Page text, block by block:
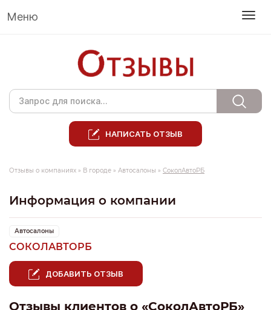
Меню
НАПИСАТЬ ОТЗЫВ
Отзывы о компаниях » В городе » Автосалоны » СоколАвтоРБ
Информация о компании
Автосалоны
СОКОЛАВТОРБ
ДОБАВИТЬ ОТЗЫВ
Отзывы клиентов о «СоколАвтоРБ»